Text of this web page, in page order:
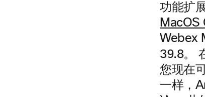
功能扩
MacOS
Webex
39.8。
您现在
一样，